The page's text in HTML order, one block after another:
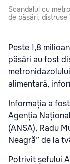
Scandalul cu
de păsări, distruse
Peste 1,8
păsări au fost
alimentară,
Informația a
Agenția
(ANSA), Radu
Neagră” de la
Potrivit șefului